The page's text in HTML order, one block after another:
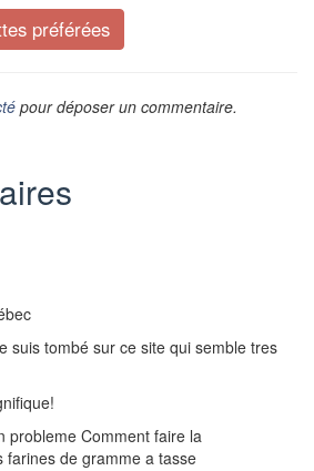
pour déposer un commentaire.
suis tombé sur ce site qui semble tres
probleme Comment faire la
farines de gramme a tasse